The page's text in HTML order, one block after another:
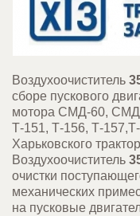
Воздухоочиститель
сборе пускового
мотора СМД-60,
Т-151, Т-156, Т-
Харьковского
Воздухоочиститель
очистки
механических
на пусковые